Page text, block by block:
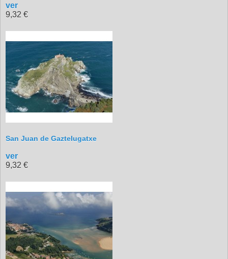
ver
9,32 €
San Juan de Gaztelugatxe
ver
9,32 €